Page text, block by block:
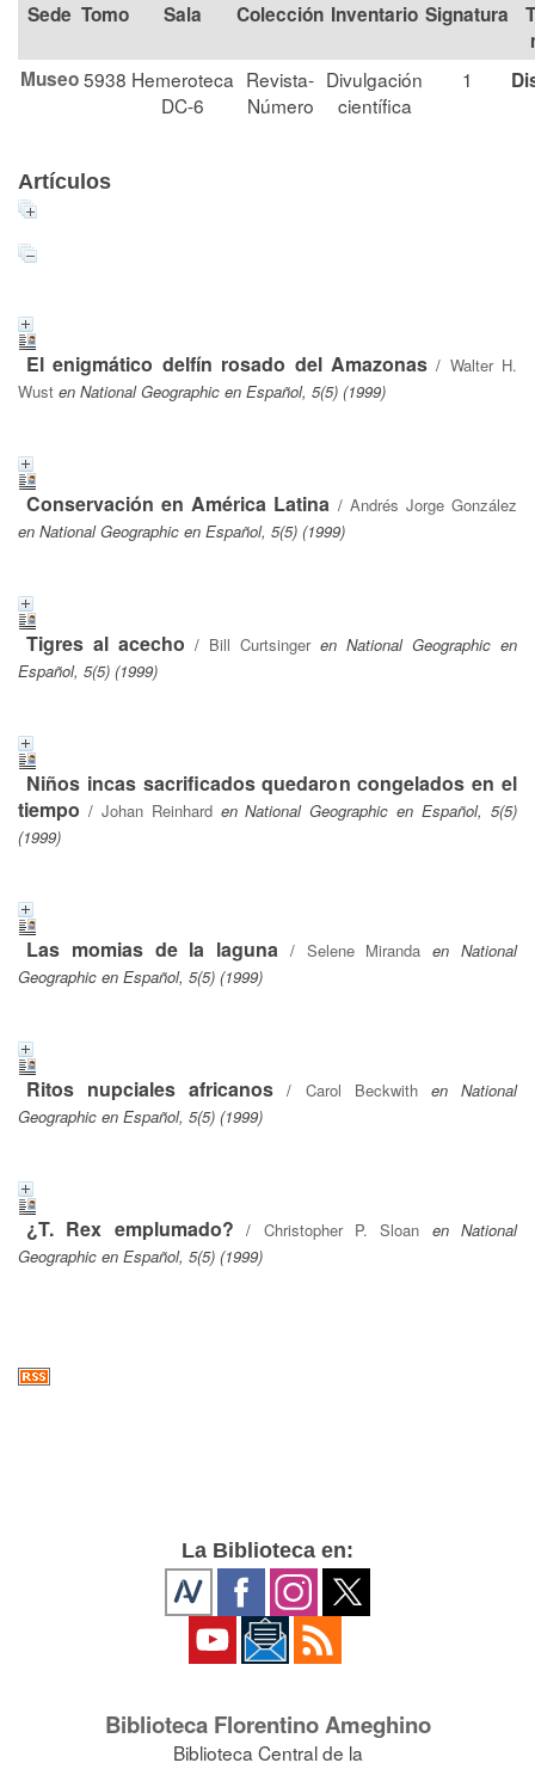
Tomo Sala Colección Signatura
Museo5938 Hemeroteca
DC-6
Revista-
Número
Divulgación
científica
1
Artículos
El enigmático delfín rosado del Amazonas/ Walter H.
Wust en National Geographic en Español, 5(5) (1999)
Conservación en América Latina / Andrés Jorge González
en National Geographic en Español, 5(5) (1999)
Tigres al acecho / Bill Curtsinger en National Geographic en
Español, 5(5) (1999)
Niños incas sacrificados quedaron congelados en el
tiempo / Johan Reinhard en National Geographic en Español, 5(5)
(1999)
Las momias de la laguna / Selene Miranda en National
Geographic en Español, 5(5) (1999)
Ritos nupciales africanos / Carol Beckwith en National
Geographic en Español, 5(5) (1999)
¿T. Rex emplumado? / Christopher P. Sloan en National
Geographic en Español, 5(5) (1999)
La Biblioteca en:
Biblioteca Florentino Ameghino
Biblioteca Central de la